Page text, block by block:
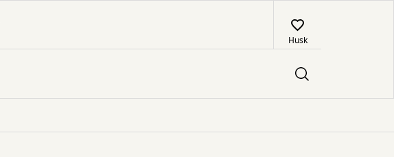
Husk